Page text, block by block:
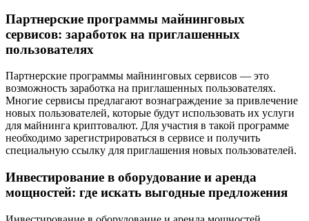
Партнерские программы майнинговых
сервисов: заработок на приглашенных
пользователях
Партнерские программы майнинговых сервисов — это
возможность заработка на приглашенных пользователях.
Многие сервисы предлагают вознаграждение за привлечение
новых пользователей, которые будут использовать их услуги
для майнинга криптовалют. Для участия в такой программе
необходимо зарегистрироваться в сервисе и получить
специальную ссылку для приглашения новых пользователей.
Инвестирование в оборудование и аренда
мощностей: где искать выгодные предложения